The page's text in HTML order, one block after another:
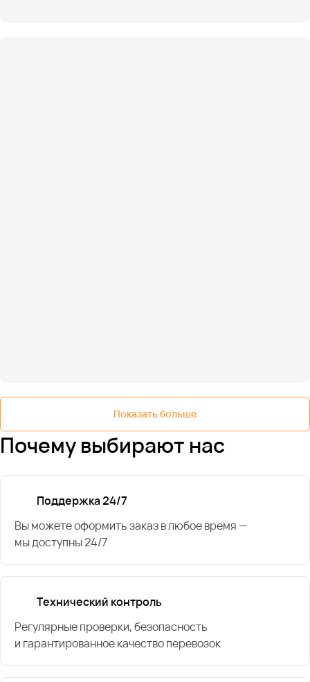
Показать больше
Почему выбирают нас
Поддержка 24/7
Вы можете оформить заказ в любое время —
мы доступны 24/7
Технический контроль
Регулярные проверки, безопасность
и гарантированное качество перевозок